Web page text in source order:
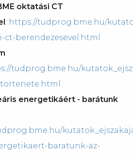
oktatási CT
: https://tudprog.bme.hu/
ct-berendezesevel.html
tudprog.bme.hu/
energetikáért - barátunk
baratunk-az-